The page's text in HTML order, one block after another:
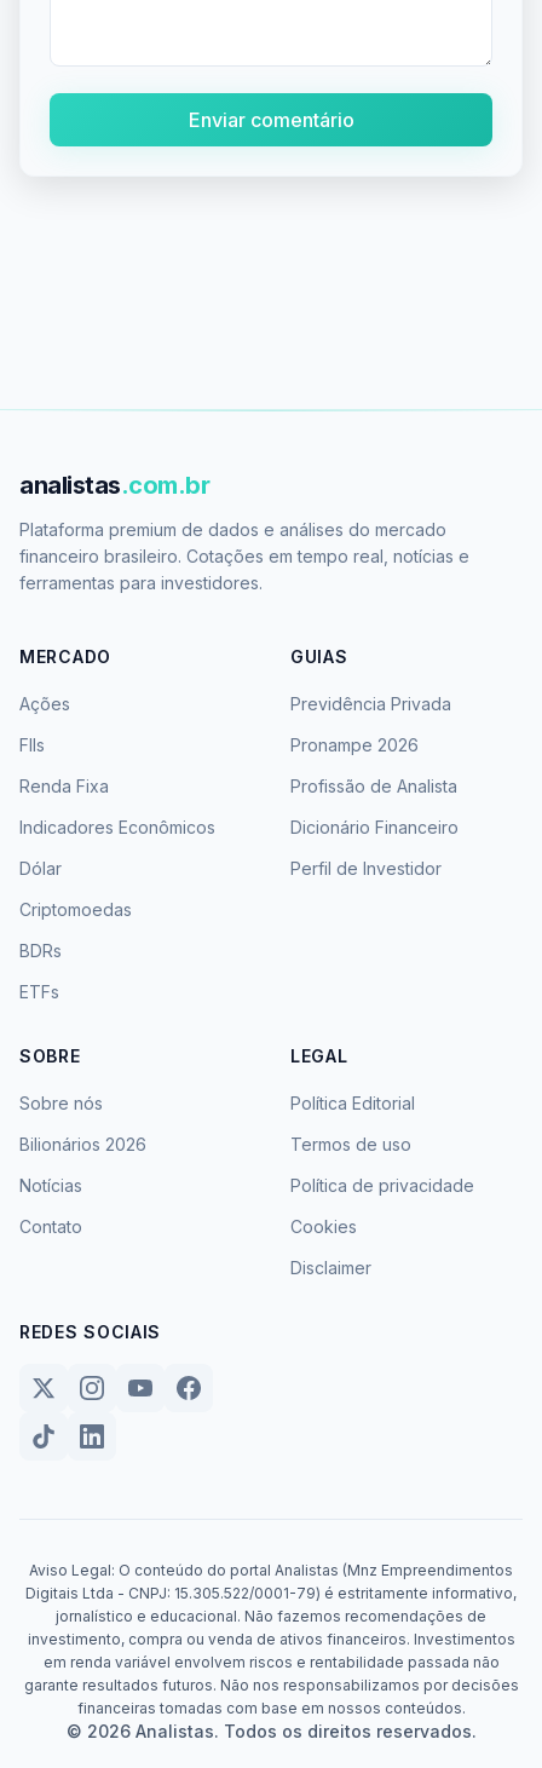
Enviar comentário
analistas.com.br
Plataforma premium de dados e análises do mercado
financeiro brasileiro. Cotações em tempo real, notícias e
ferramentas para investidores.
MERCADO
Ações
FIIs
Renda Fixa
Indicadores Econômicos
Dólar
Criptomoedas
BDRs
ETFs
GUIAS
Previdência Privada
Pronampe 2026
Profissão de Analista
Dicionário Financeiro
Perfil de Investidor
SOBRE
Sobre nós
Bilionários 2026
Notícias
Contato
LEGAL
Política Editorial
Termos de uso
Política de privacidade
Cookies
Disclaimer
REDES SOCIAIS
Aviso Legal: O conteúdo do portal Analistas (Mnz Empreendimentos
Digitais Ltda - CNPJ: 15.305.522/0001-79) é estritamente informativo,
jornalístico e educacional. Não fazemos recomendações de
investimento, compra ou venda de ativos financeiros. Investimentos
em renda variável envolvem riscos e rentabilidade passada não
garante resultados futuros. Não nos responsabilizamos por decisões
financeiras tomadas com base em nossos conteúdos.
© 2026 Analistas. Todos os direitos reservados.